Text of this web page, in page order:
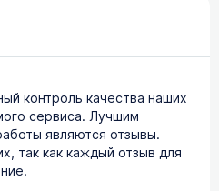
контроль качества наших
сервиса. Лучшим
являются отзывы.
так как каждый отзыв для